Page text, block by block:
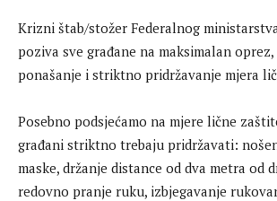
Krizni štab/stožer Federalnog
poziva sve građane na maksimalan
ponašanje i striktno pridržavanje mjera
Posebno podsjećamo na mjere lične
građani striktno trebaju pridržavati:
maske, držanje distance od dva metra od
redovno pranje ruku, izbjegavanje